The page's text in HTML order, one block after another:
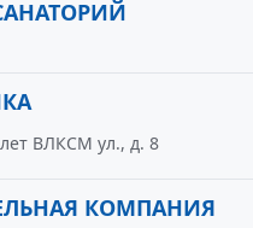
ВЛКСМ ул., д. 8
КОМПАНИЯ